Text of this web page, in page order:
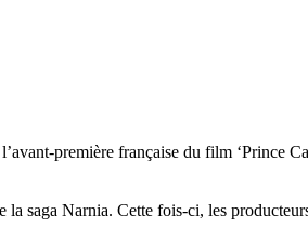
première française du film ‘Prince
saga Narnia. Cette fois-ci, les